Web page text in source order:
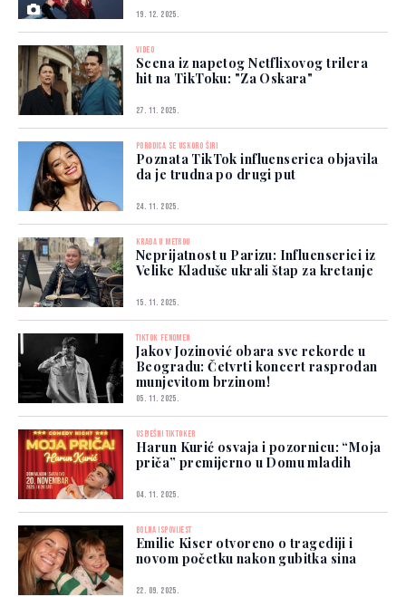
19. 12. 2025.
VIDEO
Scena iz napetog Netflixovog trilera
hit na TikToku: "Za Oskara"
27. 11. 2025.
PORODICA SE USKORO ŠIRI
Poznata TikTok influenserica objavila
da je trudna po drugi put
24. 11. 2025.
KRAĐA U METROU
Neprijatnost u Parizu: Influenserici iz
Velike Kladuše ukrali štap za kretanje
15. 11. 2025.
TIKTOK FENOMEN
Jakov Jozinović obara sve rekorde u
Beogradu: Četvrti koncert rasprodan
munjevitom brzinom!
05. 11. 2025.
USPJEŠNI TIKTOKER
Harun Kurić osvaja i pozornicu: “Moja
priča” premijerno u Domu mladih
04. 11. 2025.
BOLNA ISPOVIJEST
Emilie Kiser otvoreno o tragediji i
novom početku nakon gubitka sina
22. 09. 2025.